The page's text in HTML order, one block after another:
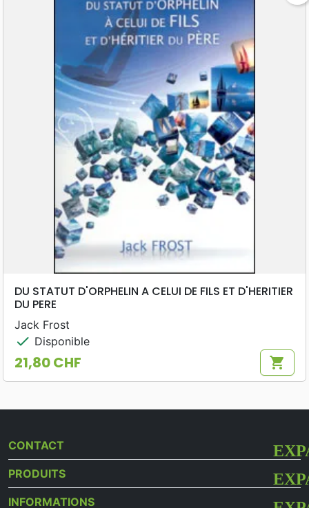
DU STATUT D'ORPHELIN A CELUI DE FILS ET D'HERITIER
DU PERE
Jack Frost
check Disponible
Prix
21,80 CHF shopping_cart
CONTACT
PRODUITS
INFORMATIONS